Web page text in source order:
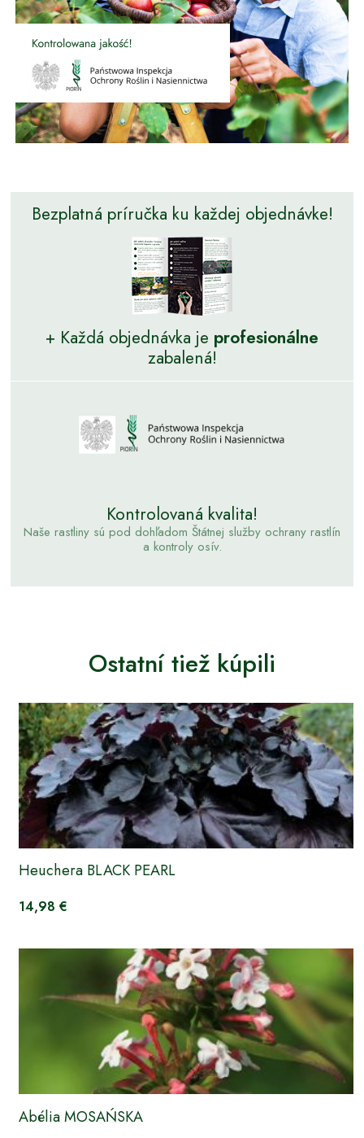
Bezplatná príručka ku každej objednávke!
+ Každá objednávka je profesionálne
zabalená!
Kontrolovaná kvalita!
Naše rastliny sú pod dohľadom Štátnej služby ochrany rastlín
a kontroly osív.
Ostatní tiež kúpili
Heuchera BLACK PEARL
14,98 €
Abélia MOSAŃSKA